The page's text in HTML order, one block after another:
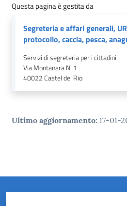
Questa pagina è gestita da
Segreteria e affari generali,
protocollo, caccia, pesca,
Servizi di segreteria per i cittadini
Via Montanara N. 1
40022Castel del Rio
Ultimo aggiornamento: 17-01-